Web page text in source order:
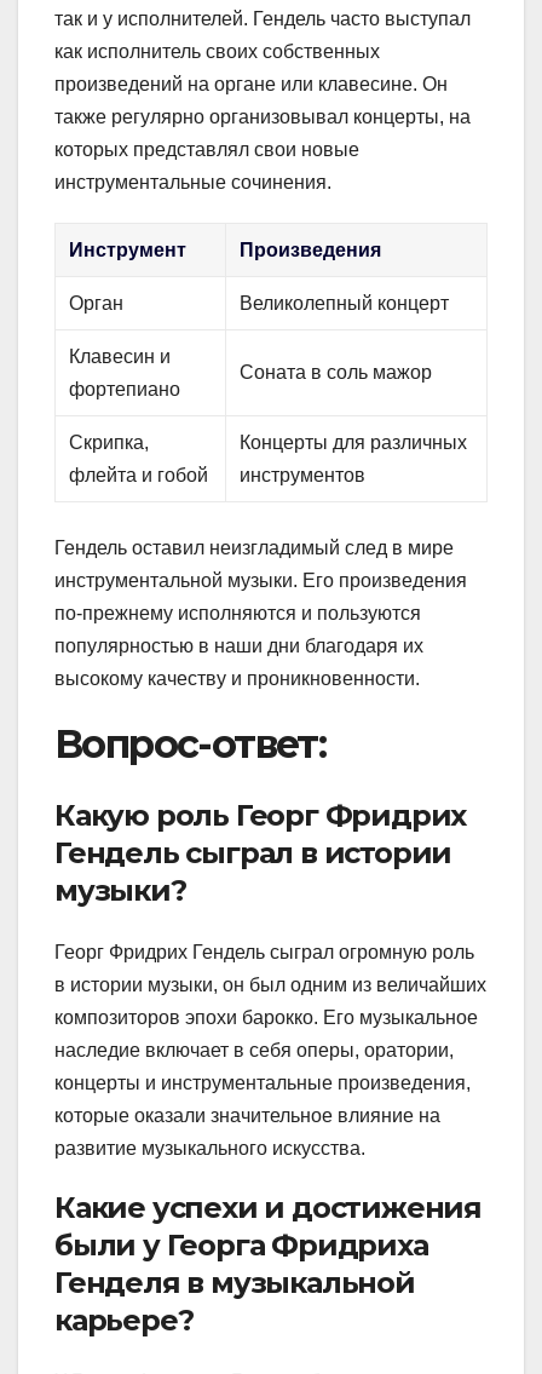
так и у исполнителей. Гендель часто выступал
как исполнитель своих собственных
произведений на органе или клавесине. Он
также регулярно организовывал концерты, на
которых представлял свои новые
инструментальные сочинения.
Инструмент Произведения
Орган Великолепный концерт
Клавесин и
фортепиано
Соната в соль мажор
Скрипка,
флейта и гобой
Концерты для различных
инструментов
Гендель оставил неизгладимый след в мире
инструментальной музыки. Его произведения
по-прежнему исполняются и пользуются
популярностью в наши дни благодаря их
высокому качеству и проникновенности.
Вопрос-ответ:
Какую роль Георг Фридрих
Гендель сыграл в истории
музыки?
Георг Фридрих Гендель сыграл огромную роль
в истории музыки, он был одним из величайших
композиторов эпохи барокко. Его музыкальное
наследие включает в себя оперы, оратории,
концерты и инструментальные произведения,
которые оказали значительное влияние на
развитие музыкального искусства.
Какие успехи и достижения
были у Георга Фридриха
Генделя в музыкальной
карьере?